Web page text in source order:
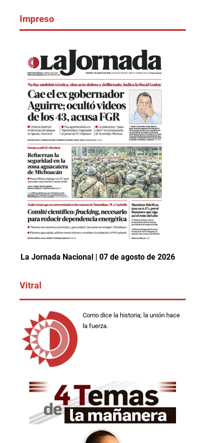
Impreso
La Jornada Nacional | 07 de agosto de 2026
Vitral
Como dice la historia; la unión hace
la fuerza.